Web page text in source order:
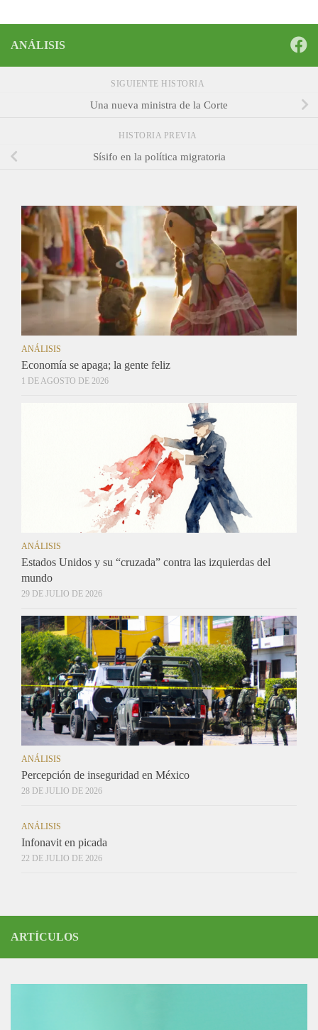
ANÁLISIS
SIGUIENTE HISTORIA
Una nueva ministra de la Corte
HISTORIA PREVIA
Sísifo en la política migratoria
ANÁLISIS
Economía se apaga; la gente feliz
1 DE AGOSTO DE 2026
ANÁLISIS
Estados Unidos y su “cruzada” contra las izquierdas del
mundo
29 DE JULIO DE 2026
ANÁLISIS
Percepción de inseguridad en México
28 DE JULIO DE 2026
ANÁLISIS
Infonavit en picada
22 DE JULIO DE 2026
ARTÍCULOS